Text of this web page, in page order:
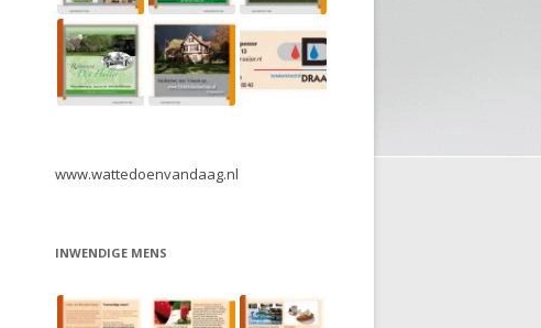
www.wattedoenvandaag.nl
INWENDIGE MENS